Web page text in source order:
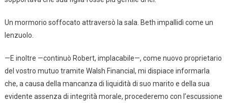
Un mormorio soffocato attraversò la sala. Beth impallidì come un
lenzuolo.
—E inoltre —continuò Robert, implacabile—, come nuovo proprietario
del vostro mutuo tramite Walsh Financial, mi dispiace informarla
che, a causa della mancanza di liquidità di suo marito e della sua
evidente assenza di integrità morale, procederemo con l’escussione